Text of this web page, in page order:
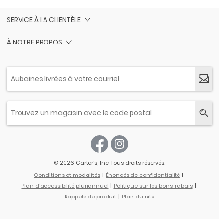
SERVICE À LA CLIENTÈLE
À NOTRE PROPOS
© 2026 Carter’s, Inc. Tous droits réservés.
Conditions et modalités
Énoncés de confidentialité
Plan d'accessibilité pluriannuel
Politique sur les bons-rabais
Rappels de produit
Plan du site